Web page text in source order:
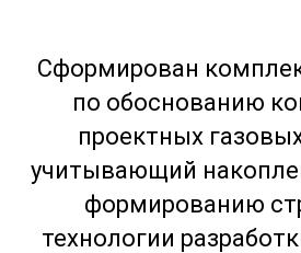
Сформирован
по обоснованию
проектных
учитывающий
формированию
технологии